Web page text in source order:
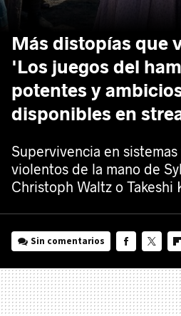
Más distopías que
'Los juegos del
potentes y
disponibles en
Supervivencia en
violentos de la mano de
Christoph Waltz o Takeshi
Sin comentarios